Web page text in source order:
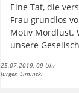
Eine Tat, die
Frau grundlos
Motiv Mordlust.
unsere
25.07.2019, 09 Uhr
Jürgen Liminski